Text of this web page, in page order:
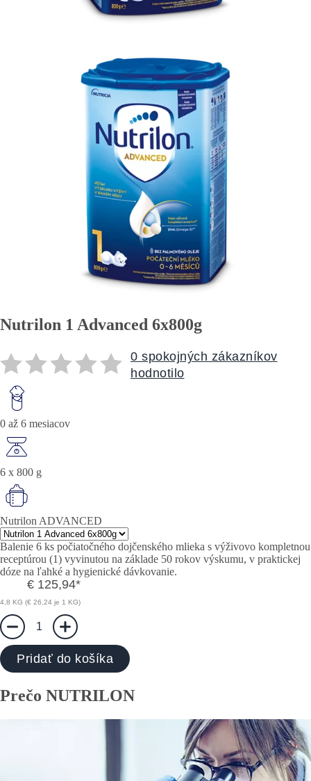
Nutrilon 1 Advanced 6x800g
0 spokojných zákazníkov
hodnotilo
0 až 6 mesiacov
6 x 800 g
Nutrilon ADVANCED
Balenie 6 ks počiatočného dojčenského mlieka s výživovo kompletnou
receptúrou (1) vyvinutou na základe 50 rokov výskumu, v praktickej
dóze na ľahké a hygienické dávkovanie.
€ 125,94*
4,8 KG (€ 26,24 je 1 KG)
1
Pridať do košíka
Prečo NUTRILON